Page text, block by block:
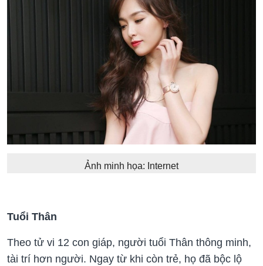
Ảnh minh họa: Internet
Tuổi Thân
Theo tử vi 12 con giáp, người tuổi Thân thông minh,
tài trí hơn người. Ngay từ khi còn trẻ, họ đã bộc lộ